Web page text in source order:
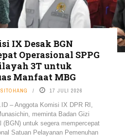
IX Desak BGN
Operasional SPPG
3T untuk
Manfaat MBG
17 JULI 2026
– Anggota Komisi IX DPR RI,
meminta Badan Gizi
(BGN) untuk segera mempercepat
Satuan Pelayanan Pemenuhan